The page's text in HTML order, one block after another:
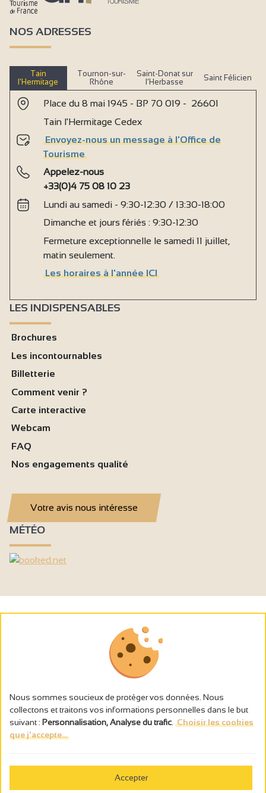
NOS ADRESSES
Tain
l’Hermitage
Tournon-sur-
Rhône
Saint-Donat sur
l’Herbasse
Saint Félicien
Place du 8 mai 1945 - BP 70 019 - 26601
Tain l'Hermitage Cedex
Envoyez-nous un message à l'Office de
Tourisme
Appelez-nous
+33(0)4 75 08 10 23
Lundi au samedi - 9:30-12:30 / 13:30-18:00
Dimanche et jours fériés : 9:30-12:30
Fermeture exceptionnelle le samedi 11 juillet,
matin seulement.
Les horaires à l'année ICI
LES INDISPENSABLES
Brochures
Les incontournables
Billetterie
Comment venir ?
Carte interactive
Webcam
FAQ
Nos engagements qualité
Votre avis nous intéresse
MÉTÉO
L’abus d’alcool est dangereux pour la santé, à consommer avec
Nous sommes soucieux de protéger vos données. Nous
collectons et traitons vos informations personnelles dans le but
suivant : Personnalisation, Analyse du trafic Choisir les cookies
que j'accepte...
Accepter